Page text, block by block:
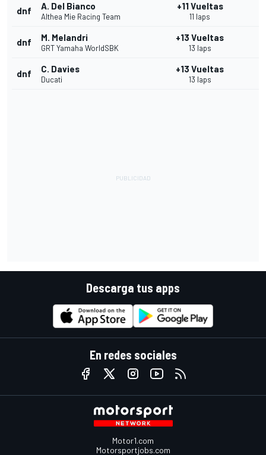
dnf A. Del Bianco
Althea Mie Racing Team
+11 Vueltas
11 laps
dnf M. Melandri
GRT Yamaha WorldSBK
+13 Vueltas
13 laps
dnf C. Davies
Ducati
+13 Vueltas
13 laps
Descarga tus apps
En redes sociales
Motor1.com
Motorsportjobs.com